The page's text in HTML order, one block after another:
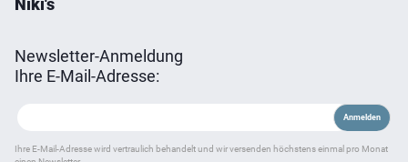
Niki's
Newsletter-Anmeldung
Ihre E-Mail-Adresse:
Ihre E-Mail-Adresse wird vertraulich behandelt und wir versenden höchstens einmal pro Monat